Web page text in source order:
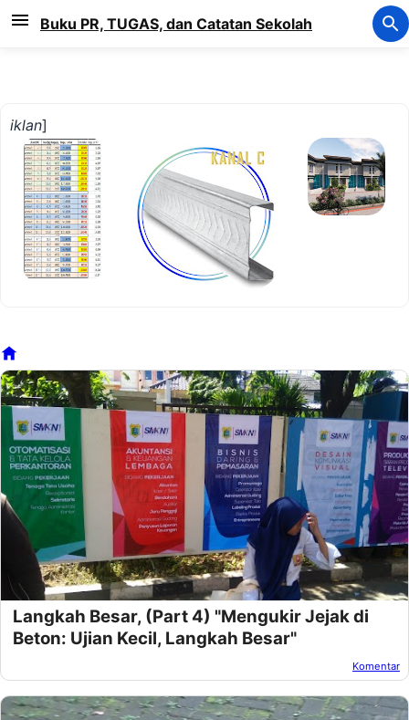
Langsung ke konten utama
Buku PR, TUGAS, dan Catatan Sekolah
iklan]
Oleh:Afandi Kusuma Pada:November 30, 2024
Langkah Besar, (Part 4) "Mengukir Jejak di
Beton: Ujian Kecil, Langkah Besar"